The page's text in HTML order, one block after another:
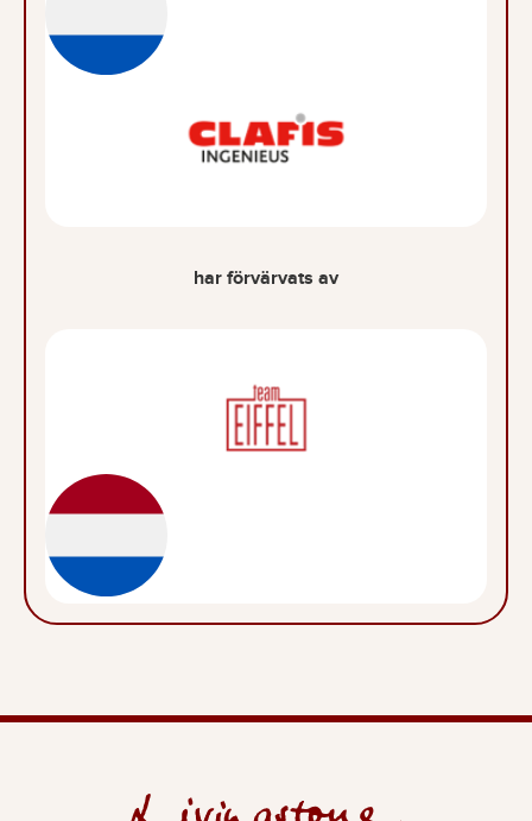
har förvärvats av